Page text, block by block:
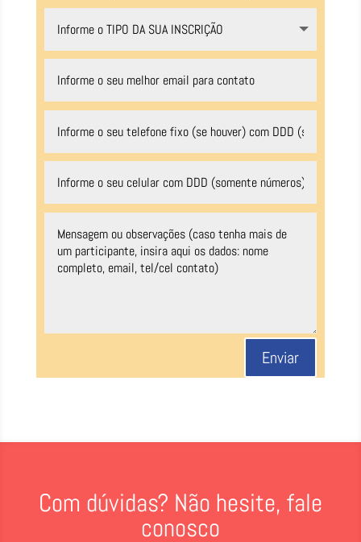
Enviar
Com dúvidas? Não hesite, fale
conosco